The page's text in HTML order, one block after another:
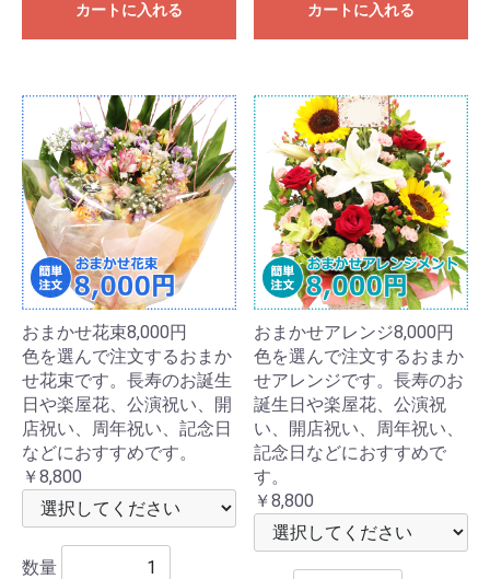
カートに入れる カートに入れる
おまかせ花束8,000円
色を選んで注文するおまか
せ花束です。長寿のお誕生
日や楽屋花、公演祝い、開
店祝い、周年祝い、記念日
などにおすすめです。
￥8,800
数量
おまかせアレンジ8,000円
色を選んで注文するおまか
せアレンジです。長寿のお
誕生日や楽屋花、公演祝
い、開店祝い、周年祝い、
記念日などにおすすめで
す。
￥8,800